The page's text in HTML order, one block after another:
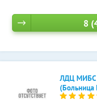
8
ЛДЦ МИБС